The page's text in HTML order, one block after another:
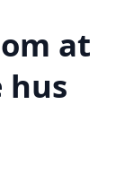
at
hus